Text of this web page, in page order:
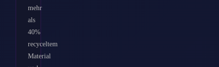
mehr
als
40%
recyceltem
Material